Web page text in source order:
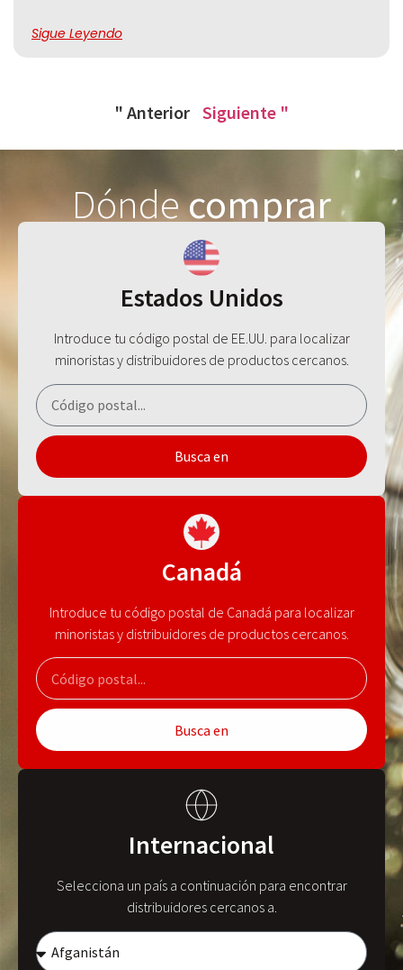
Sigue Leyendo
" Anterior Siguiente "
Dóndecomprar
Estados Unidos
Introduce tu código postal de EE.UU. para localizar
minoristas y distribuidores de productos cercanos.
Busca en
Canadá
Introduce tu código postal de Canadá para localizar
minoristas y distribuidores de productos cercanos.
Busca en
Internacional
Selecciona un país a continuación para encontrar
distribuidores cercanos a.